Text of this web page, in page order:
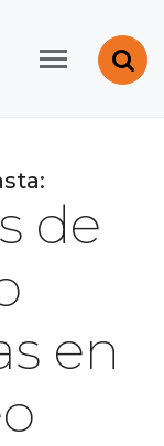
de
en